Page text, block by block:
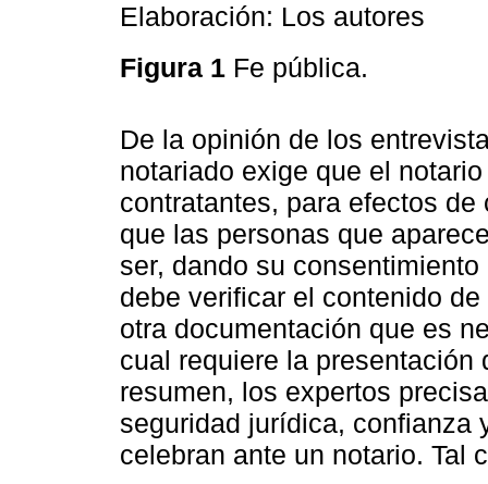
Elaboración: Los autores
Figura 1 Fe pública.
De la opinión de los
notariado exige que el
contratantes, para efectos
que las personas que
ser, dando su
debe verificar el contenido
otra documentación que es
cual requiere la
resumen, los expertos
seguridad jurídica, confianza
celebran ante un notario. Tal